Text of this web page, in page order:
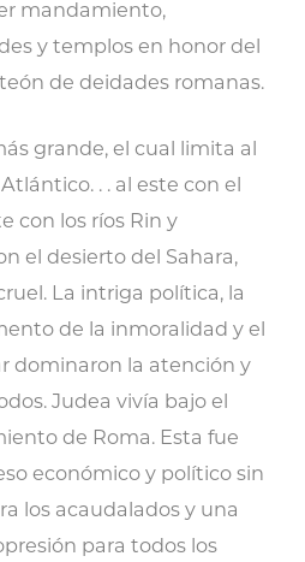
mandamiento,
y templos en honor del
de deidades romanas.
grande, el cual limita al
. . al este con el
con los ríos Rin y
el desierto del Sahara,
La intriga política, la
de la inmoralidad y el
dominaron la atención y
Judea vivía bajo el
de Roma. Esta fue
económico y político sin
los acaudalados y una
para todos los